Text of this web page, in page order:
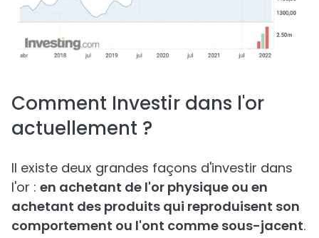
Comment Investir dans l'or
actuellement ?
Il existe deux grandes façons d'investir dans
l'or : en achetant de l'or physique ou en
achetant des produits qui reproduisent son
comportement ou l'ont comme sous-jacent.